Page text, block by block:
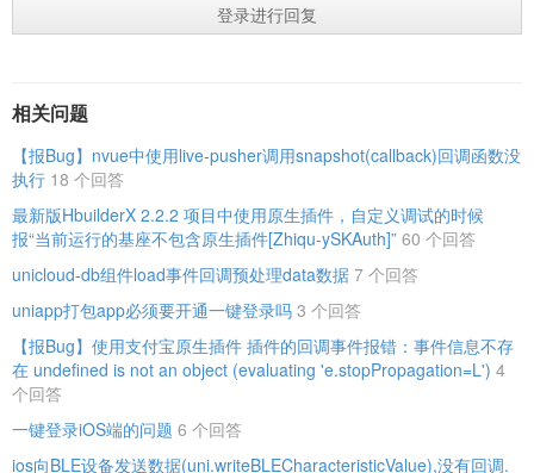
登录进行回复
相关问题
【报Bug】nvue中使用live-pusher调用snapshot(callback)回调函数没
执行 18 个回答
最新版HbuilderX 2.2.2 项目中使用原生插件，自定义调试的时候
报“当前运行的基座不包含原生插件[Zhiqu-ySKAuth]” 60 个回答
unicloud-db组件load事件回调预处理data数据 7 个回答
uniapp打包app必须要开通一键登录吗 3 个回答
【报Bug】使用支付宝原生插件 插件的回调事件报错：事件信息不存
在 undefined is not an object (evaluating 'e.stopPropagation=L') 4
个回答
一键登录iOS端的问题 6 个回答
ios向BLE设备发送数据(uni.writeBLECharacteristicValue),没有回调.